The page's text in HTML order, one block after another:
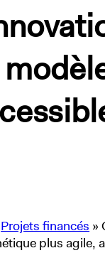
Projets financés »
plus agile,